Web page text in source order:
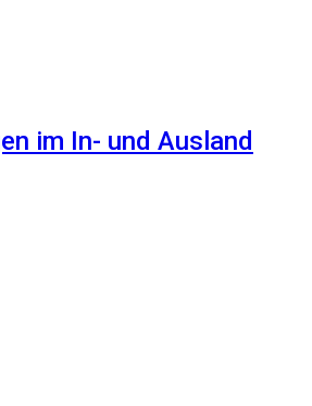
im In- und Ausland